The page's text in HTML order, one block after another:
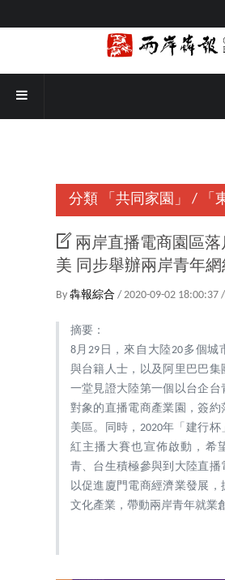
分類 「共同家園」 / 「
兩岸直播電商園區落
美 同步舉辦兩岸青年
By 犇報綜合 / 2020-09-02 18:00:37 /
摘要：
8月29日，來自大陸20多個城
與台籍人士，以及阿里巴巴集
一堂見證大陸第一個以台企台
對象的直播電商產業園，簽約
美區。同時，2020年「建行杯
紅主播大賽也宣佈啟動，希
青、台生積極參與到大陸直播
以促進廈門電商經濟業發展，
文化產業，帶動兩岸青年就業